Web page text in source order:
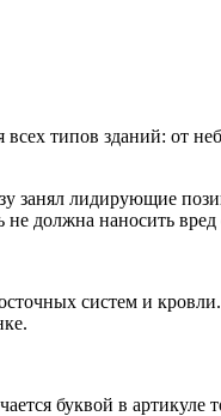
типов зданий: от
лидирующие
не должна наносить
систем и
буквой в артикуле